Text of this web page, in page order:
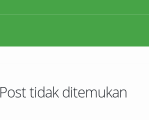
Post tidak ditemukan